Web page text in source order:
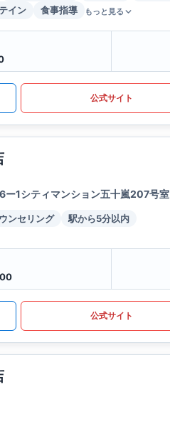
イン 食事指導 もっと見る
公式サイト
ー1シティマンション五十嵐207号室
ンセリング 駅から5分以内
公式サイト